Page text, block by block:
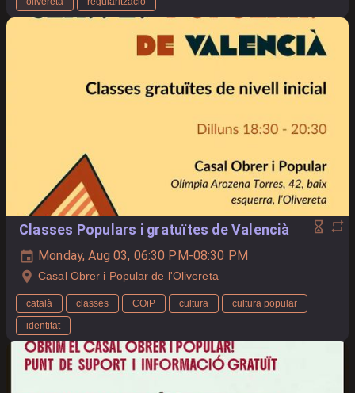
Classes Populars i gratuïtes de Valencià
Monday, Aug 03, 06:30 PM-08:30 PM
Casal Obrer i Popular de l'Olivereta
català classes COiP cultura
cultura popular
identitat